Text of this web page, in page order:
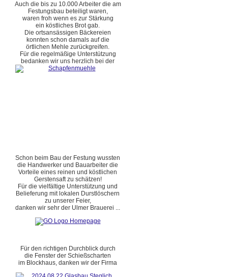
Auch die bis zu 10.000 Arbeiter die am
Festungsbau beteiligt waren,
waren froh wenn es zur Stärkung
ein köstliches Brot gab.
Die ortsansässigen Bäckereien
konnten schon damals auf die
örtlichen Mehle zurückgreifen.
Für die regelmäßige Unterstützung
bedanken wir uns herzlich bei der
Schon beim Bau der Festung wussten
die Handwerker und Bauarbeiter die
Vorteile eines reinen und köstlichen
Gerstensaft zu schätzen!
Für die vielfältige Unterstützung und
Belieferung mit lokalen Durstlöschern
zu unserer Feier,
danken wir sehr der Ulmer Brauerei ...
Für den richtigen Durchblick durch
die Fenster der Schießscharten
im Blockhaus, danken wir der Firma